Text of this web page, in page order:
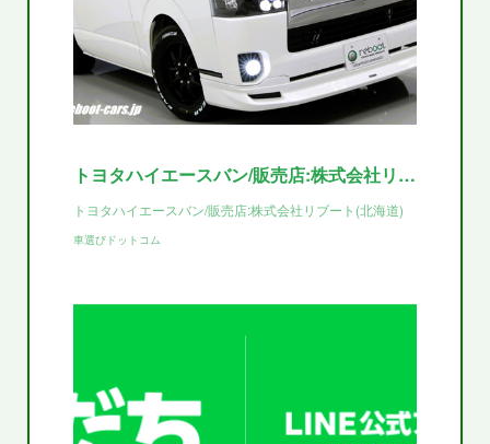
トヨタハイエースバン/販売店:株式会社リブート
トヨタハイエースバン/販売店:株式会社リブート(北海道)
車選びドットコム